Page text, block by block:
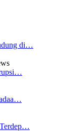
di…